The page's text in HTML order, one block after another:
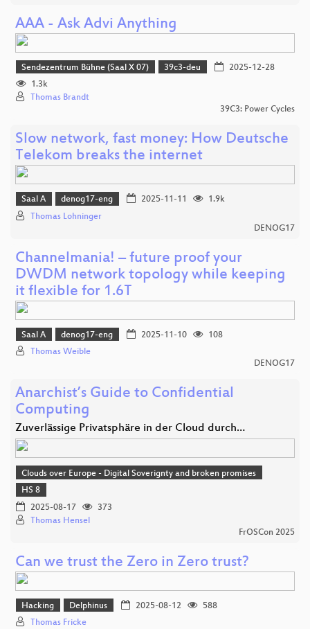
AAA - Ask Advi Anything
Sendezentrum Bühne (Saal X 07) 39c3-deu
2025-12-28
1.3k
Thomas Brandt
39C3: Power Cycles
Slow network, fast money: How Deutsche
Telekom breaks the internet
Saal A denog17-eng 2025-11-11
1.9k
Thomas Lohninger
DENOG17
Channelmania! – future proof your
DWDM network topology while keeping
it flexible for 1.6T
Saal A denog17-eng 2025-11-10
108
Thomas Weible
DENOG17
Anarchist’s Guide to Confidential
Computing
Zuverlässige Privatsphäre in der Cloud durch…
Clouds over Europe - Digital Soverignty and broken promises
HS 8
2025-08-17
373
Thomas Hensel
FrOSCon 2025
Can we trust the Zero in Zero trust?
Hacking Delphinus 2025-08-12
588
Thomas Fricke